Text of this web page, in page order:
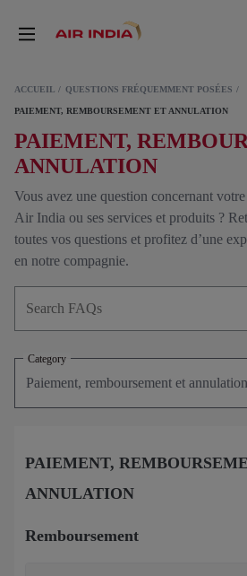
ACCUEIL QUESTIONS FRÉQUEMMENT POSÉES
PAIEMENT, REMBOURSEMENT ET ANNULATION
PAIEMENT,
ANNULATION
Vous avez une question concernant
Air India ou ses services et produits ?
toutes vos questions et profitez d’une
en notre compagnie.
Category
PAIEMENT,
ANNULATION
Remboursement